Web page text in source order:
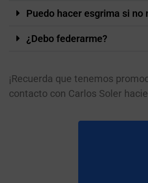
Puedo hacer esgrima si no
¿Debo federarme?
¡Recuerda que tenemos
contacto con Carlos Soler